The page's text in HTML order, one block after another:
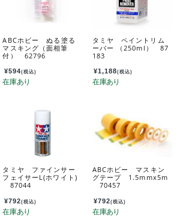
ABCホビー ぬる塗る
マスキング（面相筆
付） 62796
¥594(税込)
タミヤ ペイントリム
ーバー （250ml） 87
183
¥1,188(税込)
タミヤ ファインサー
フェイサーL(ホワイト)
87044
¥792(税込)
ABCホビー マスキン
グテープ 1.5mmx5m
70457
¥792(税込)